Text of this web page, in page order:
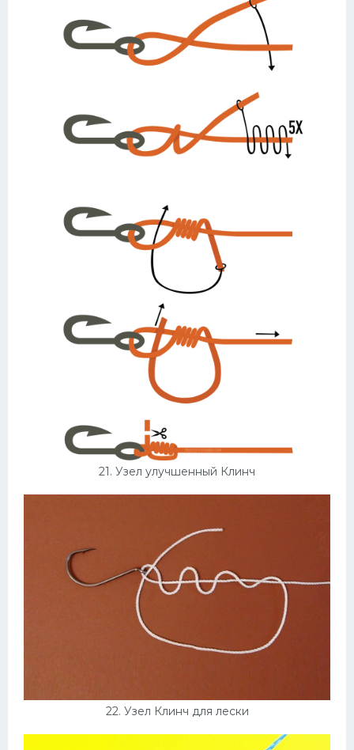
21. Узел улучшенный Клинч
22. Узел Клинч для лески